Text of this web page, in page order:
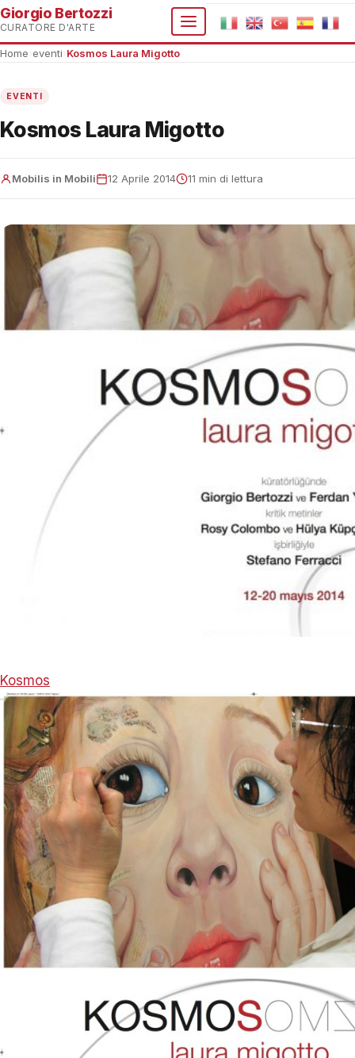
Giorgio Bertozzi
CURATORE D'ARTE
Home eventi Kosmos Laura Migotto
EVENTI
Kosmos Laura Migotto
Mobilis in Mobili 12 Aprile 2014 11 min di lettura
Kosmos